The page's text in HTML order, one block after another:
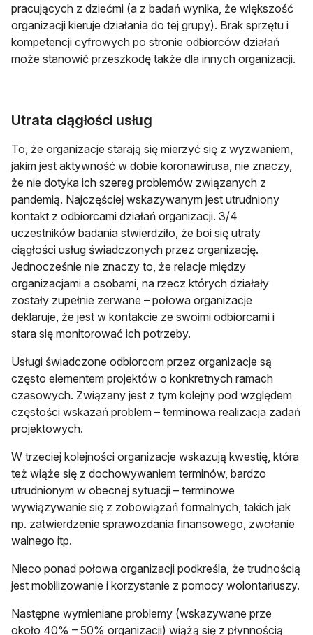
pracujących z dziećmi (a z badań wynika, że większość
organizacji kieruje działania do tej grupy). Brak sprzętu i
kompetencji cyfrowych po stronie odbiorców działań
może stanowić przeszkodę także dla innych organizacji.
Utrata ciągłości usług
To, że organizacje starają się mierzyć się z wyzwaniem,
jakim jest aktywność w dobie koronawirusa, nie znaczy,
że nie dotyka ich szereg problemów związanych z
pandemią. Najczęściej wskazywanym jest utrudniony
kontakt z odbiorcami działań organizacji. 3/4
uczestników badania stwierdziło, że boi się utraty
ciągłości usług świadczonych przez organizację.
Jednocześnie nie znaczy to, że relacje między
organizacjami a osobami, na rzecz których działały
zostały zupełnie zerwane – połowa organizacje
deklaruje, że jest w kontakcie ze swoimi odbiorcami i
stara się monitorować ich potrzeby.
Usługi świadczone odbiorcom przez organizacje są
często elementem projektów o konkretnych ramach
czasowych. Związany jest z tym kolejny pod względem
częstości wskazań problem – terminowa realizacja zadań
projektowych.
W trzeciej kolejności organizacje wskazują kwestię, która
też wiąże się z dochowywaniem terminów, bardzo
utrudnionym w obecnej sytuacji – terminowe
wywiązywanie się z zobowiązań formalnych, takich jak
np. zatwierdzenie sprawozdania finansowego, zwołanie
walnego itp.
Nieco ponad połowa organizacji podkreśla, że trudnością
jest mobilizowanie i korzystanie z pomocy wolontariuszy.
Następne wymieniane problemy (wskazywane prze
około 40% – 50% organizacji) wiążą się z płynnością